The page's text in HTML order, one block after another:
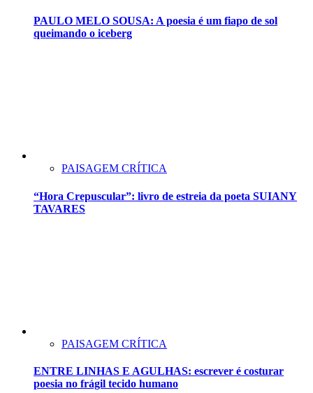
PAULO MELO SOUSA: A poesia é um fiapo de sol
queimando o iceberg
PAISAGEM CRÍTICA
“Hora Crepuscular”: livro de estreia da poeta SUIANY
TAVARES
PAISAGEM CRÍTICA
ENTRE LINHAS E AGULHAS: escrever é costurar
poesia no frágil tecido humano